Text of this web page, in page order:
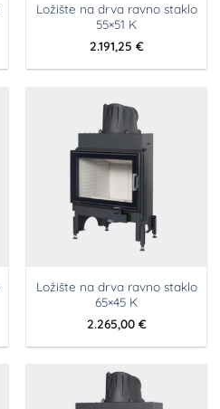
Ložište na drva ravno staklo
55×51 K
2.191,25 €
Ložište na drva ravno staklo
65×45 K
2.265,00 €